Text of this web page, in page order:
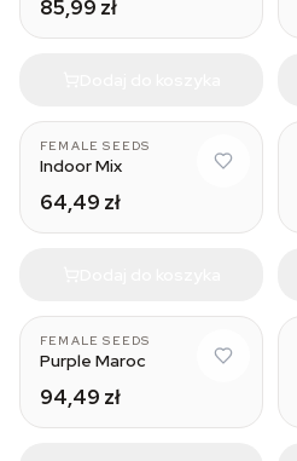
85,99 zł
FEMALE SEEDS
Indoor Mix
64,49 zł
FEMALE SEEDS
Purple Maroc
94,49 zł